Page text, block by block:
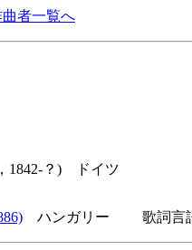
曲者一覧へ
1842-？) ドイツ
ハンガリー 歌詞言語